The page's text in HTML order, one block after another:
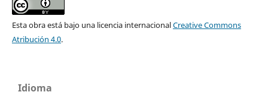
Esta obra está bajo una licencia internacionalCreative Commons
Atribución 4.0.
Idioma